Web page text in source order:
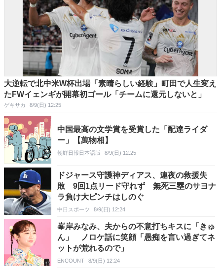
大逆転で北中米W杯出場「素晴らしい経験」町田で人生変え
たFWイェンギが開幕初ゴール「チームに還元しないと」
ゲキサカ 8/9(日) 12:25
中国最高の文学賞を受賞した「配達ライダ
ー」【萬物相】
朝鮮日報日本語版 8/9(日) 12:25
ドジャース守護神ディアス、連夜の救援失
敗 9回1点リード守れず 無死三塁のサヨナ
ラ負け大ピンチはしのぐ
中日スポーツ 8/9(日) 12:24
峯岸みなみ、夫からの不意打ちキスに「きゅ
ん」 ノロケ話に笑顔「愚痴を言い過ぎてネ
ットが荒れるので」
ENCOUNT 8/9(日) 12:24